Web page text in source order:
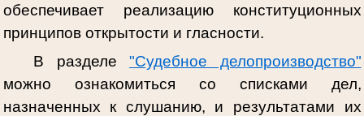
обеспечивает реализацию конституционных
принципов открытости и гласности.
В разделе"Судебное делопроизводство"
можно ознакомиться со списками дел,
назначенных к слушанию, и результатами их